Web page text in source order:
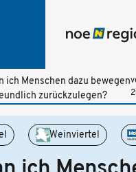
ich Menschen dazu bewegen
zurückzulegen?
Weinviertel